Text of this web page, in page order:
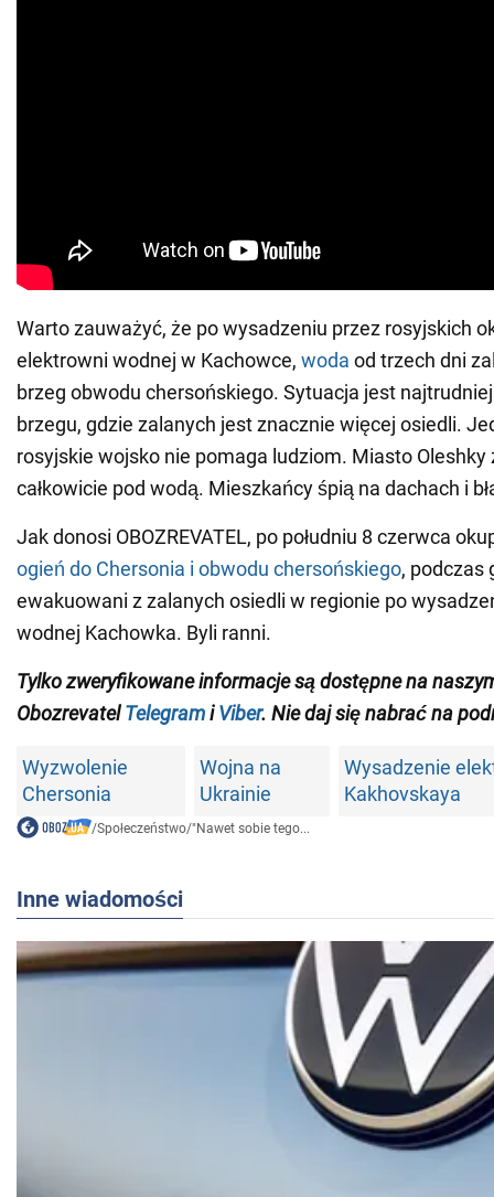
Warto zauważyć, że po wysadzeniu przez rosyjskich
elektrowni wodnej w Kachowce, woda od trzech dni
brzeg obwodu chersońskiego. Sytuacja jest
brzegu, gdzie zalanych jest znacznie więcej osiedli.
rosyjskie wojsko nie pomaga ludziom. Miasto Oleshky
całkowicie pod wodą. Mieszkańcy śpią na dachach i
Jak donosi OBOZREVATEL, po południu 8 czerwca
ogień do Chersonia i obwodu chersońskiego, podczas
ewakuowani z zalanych osiedli w regionie po
wodnej Kachowka. Byli ranni.
Tylko zweryfikowane informacje są dostępne na
ObozrevatelTelegramiViber. Nie daj się nabrać na
Wyzwolenie
Chersonia
Wojna na
Ukrainie
Wysadzenie
Kakhovskaya
/Społeczeństwo/"Nawet sobie tego...
Inne wiadomości